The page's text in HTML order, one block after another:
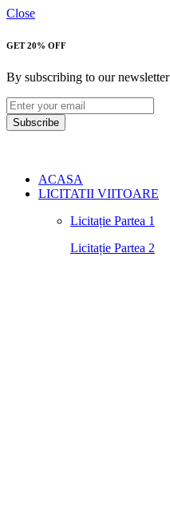
Close
GET 20% OFF
By subscribing to our newsletter
Subscribe
ACASA
LICITATII VIITOARE
Licitație Partea 1
Licitație Partea 2